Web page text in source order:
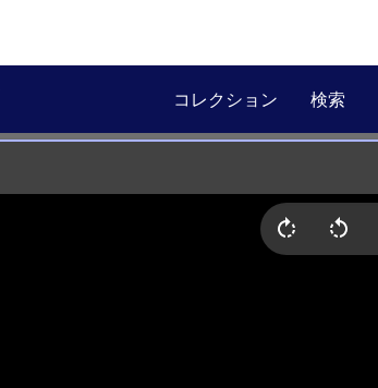
コレクション 検索